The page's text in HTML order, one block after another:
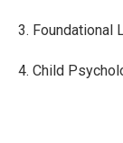
3. Foundational
4. Child